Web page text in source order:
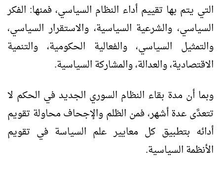
التي يتم بها تقييم أداء النظام السياسي، فمنها: الفكر
السياسي، والشرعية السياسية، والاستقرار السياسي،
والتمثيل السياسي، والفعالية الحكومية، والتنمية
الاقتصادية، والعدالة، والمشاركة السياسية.
وبما أن مدة بقاء النظام السوري الجديد في الحكم لا
تتعدَّى عدة أشهر، فمن الظلم والإجحاف محاولة تقويم
أدائه بتطبيق كل معايير علم السياسة في تقويم
الأنظمة السياسية.